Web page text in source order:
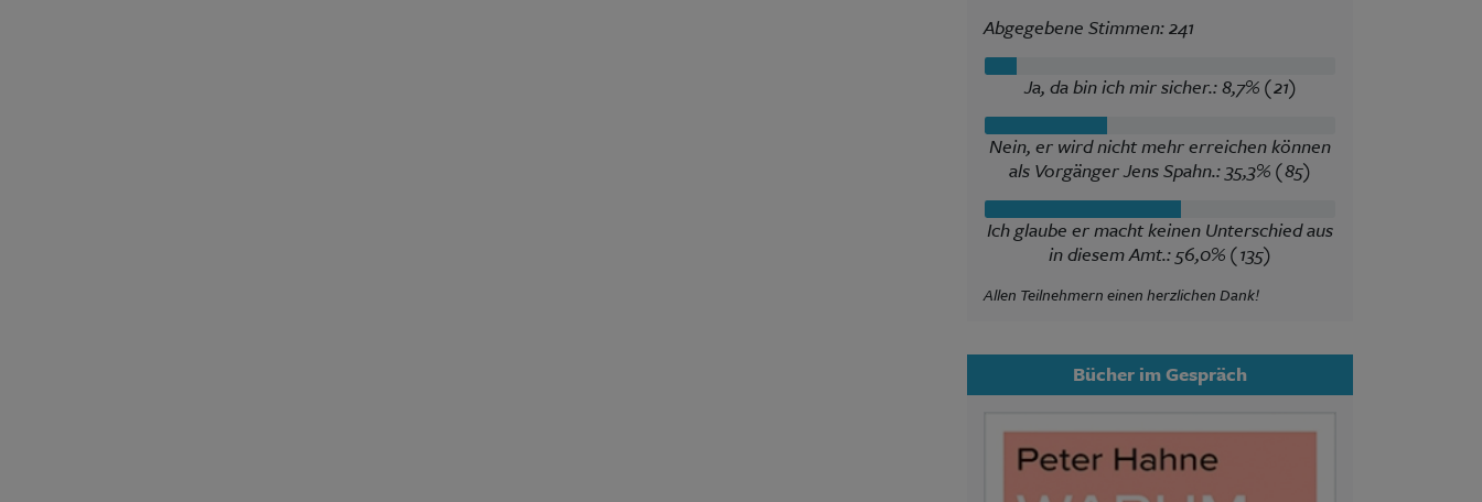
Abgegebene Stimmen: 241
Ja, da bin ich mir sicher.: 8,7% (21)
Nein, er wird nicht mehr erreichen können
als Vorgänger Jens Spahn.: 35,3% (85)
Ich glaube er macht keinen Unterschied aus
in diesem Amt.: 56,0% (135)
Allen Teilnehmern einen herzlichen Dank!
Bücher im Gespräch